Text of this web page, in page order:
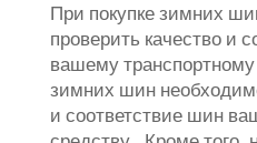
При покупке зимних
проверить качество и
вашему
зимних шин
и соответствие шин